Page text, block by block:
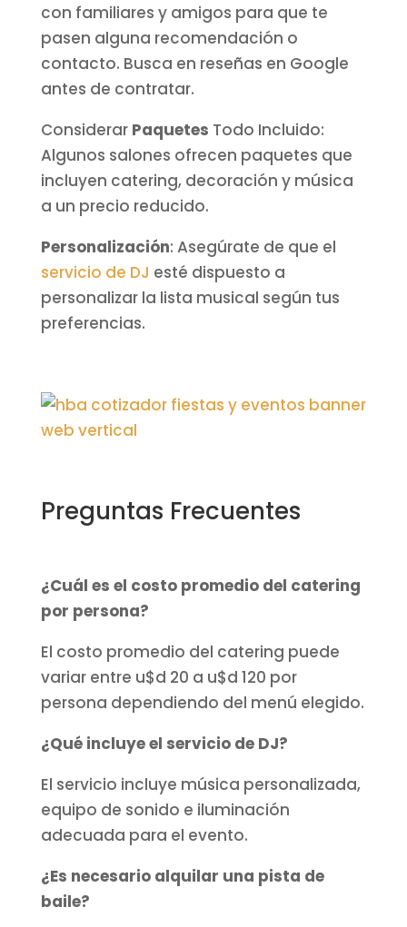
con familiares y amigos para que te
pasen alguna recomendación o
contacto. Busca en reseñas en Google
antes de contratar.
Considerar Paquetes Todo Incluido:
Algunos salones ofrecen paquetes que
incluyen catering, decoración y música
a un precio reducido.
Personalización: Asegúrate de que el
servicio de DJ esté dispuesto a
personalizar la lista musical según tus
preferencias.
Preguntas Frecuentes
¿Cuál es el costo promedio del catering
por persona?
El costo promedio del catering puede
variar entre u$d 20 a u$d 120 por
persona dependiendo del menú elegido.
¿Qué incluye el servicio de DJ?
El servicio incluye música personalizada,
equipo de sonido e iluminación
adecuada para el evento.
¿Es necesario alquilar una pista de
baile?